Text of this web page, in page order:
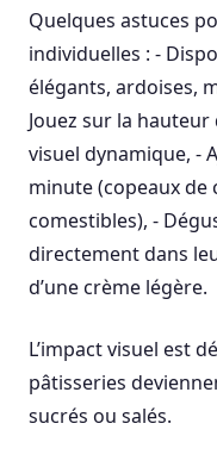
Quelques astuces
individuelles : -
élégants, ardoises,
Jouez sur la
visuel dynamique, -
minute (copeaux de
comestibles), -
directement dans
d’une crème légère.
L’impact visuel est
pâtisseries
sucrés ou salés.